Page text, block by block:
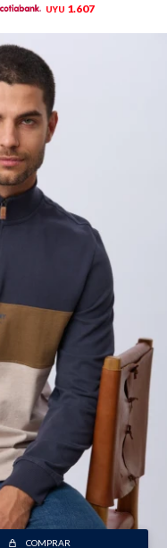
UYU 1.607
COMPRAR